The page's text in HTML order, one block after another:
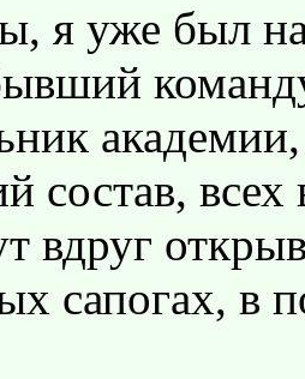
я уже был
состав,
вдруг
сапогах, в